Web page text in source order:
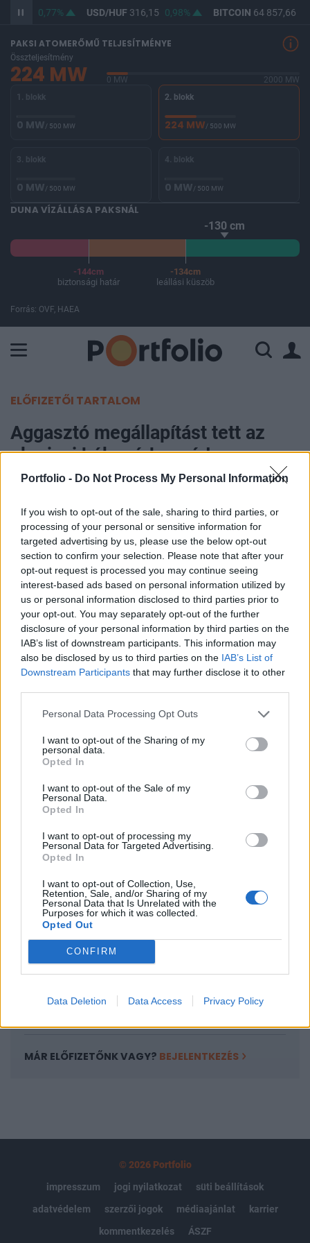
Portfolio - Do Not Process My Personal Information
If you wish to opt-out of the sale, sharing to third parties, or
processing of your personal or sensitive information for
targeted advertising by us, please use the below opt-out
section to confirm your selection. Please note that after your
opt-out request is processed you may continue seeing
interest-based ads based on personal information utilized by
us or personal information disclosed to third parties prior to
your opt-out. You may separately opt-out of the further
disclosure of your personal information by third parties on the
IAB’s list of downstream participants. This information may
also be disclosed by us to third parties on the IAB’s List of
Downstream Participants that may further disclose it to other
Personal Data Processing Opt Outs
I want to opt-out of the Sharing of my
personal data.
Opted In
I want to opt-out of the Sale of my
Personal Data.
Opted In
I want to opt-out of processing my
Personal Data for Targeted Advertising.
Opted In
I want to opt-out of Collection, Use,
Retention, Sale, and/or Sharing of my
Personal Data that Is Unrelated with the
Purposes for which it was collected.
Opted Out
CONFIRM
Data Deletion Data Access Privacy Policy
364,52 0,77% USD/HUF316,15 0,98% BITCOIN64 857,66
PAKSI ATOMERŐMŰ TELJESÍTMÉNYE
Összteljesítmény
224 MW 0 MW
2000 MW
1. blokk
0 MW/ 500 MW
2. blokk
224 MW/ 500 MW
3. blokk
0 MW/ 500 MW
4. blokk
0 MW/ 500 MW
DUNA VÍZÁLLÁSA PAKSNÁL
-130 cm
-144cm
biztonsági határ
-134cm
leállási küszöb
Forrás: OVF, HAEA
ELŐFIZETŐI TARTALOM
Aggasztó megállapítást tett az
ukrajnai békepárbeszéd
főtárgyalója – Az atomháború sem
Portfolio
2025. június 10. 07:18
A Ria Novosztyi számolt be Vlagyimir Megyinszkij,
az ukrajnai háború lezárására delegált orosz
főtárgyaló szavairól, aki azt sem tartotta
kizártnak, hogy egy elhibázott megállapodás
nagyon súlyos eszkalációt hozna.
Elmondta, hogy szerinte Moszkva 2022-ben egy ennél
sokkal nagyvonalúbb ajánlattal állt elő, ám akkor Kijev
mindezt elutasította. Szerinte Kijev nem önállóan hozott
nagyszabású katonai invázió kezdete után aláírhatták...
KEDVES OLVASÓNK!
A keresett cikk a portfolio.hu hírarchívumához
regisztrációhoz kötött.
Az előfizetés a következőket tartalmazza:
Portfolio.hu teljes cikkarchívum
Kötéslisták: BÉT elmúlt 2 év napon belüli
kötéslistái
Előfizetés
MÁR ELŐFIZETŐNK VAGY? BEJELENTKEZÉS
© 2026 Portfolio
impresszum
jogi nyilatkozat
süti beállítások
adatvédelem
szerzői jogok médiaajánlat
karrier
kommentkezelés
ÁSZF